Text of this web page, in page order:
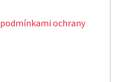
podmínkami ochrany